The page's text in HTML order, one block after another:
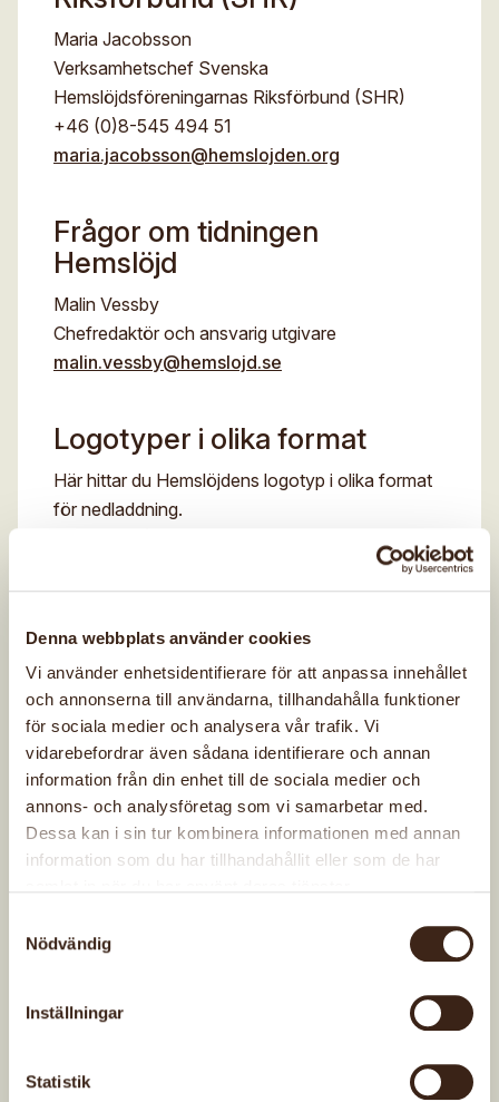
Denna webbplats använder cookies
Vi använder enhetsidentifierare för att anpassa innehållet
och annonserna till användarna, tillhandahålla funktioner
för sociala medier och analysera vår trafik. Vi
vidarebefordrar även sådana identifierare och annan
information från din enhet till de sociala medier och
annons- och analysföretag som vi samarbetar med.
Dessa kan i sin tur kombinera informationen med annan
information som du har tillhandahållit eller som de har
Nödvändig
Inställningar
Statistik
Stipendier
Gesäll- och mästarbrev
Immateriellt kulturarv
Mina sidor
Sök
Eng
Maria Jacobsson
Verksamhetschef Svenska
Hemslöjdsföreningarnas Riksförbund (SHR)
+46 (0)8-545 494 51
maria.jacobsson@hemslojden.org
Frågor om tidningen
Hemslöjd
Malin Vessby
Chefredaktör och ansvarig utgivare
malin.vessby@hemslojd.se
Logotyper i olika format
Här hittar du Hemslöjdens logotyp i olika format
för nedladdning.
Ladda ner logotyp
JPG (mot vita bakgrunder)
Stor logotyp
Liten logotyp
genomskinlig bakgrund
Mot ljusa bakgrunder (liten)
Mot mörka bakgrunder (stor)
Relaterat innehåll
E-post*
Medlemsnummer
anmäla dig till
Dataskyddsförordningen, GDPR. Uppgifterna behövs
för att hantera din anmälan och lämnas aldrig ut till